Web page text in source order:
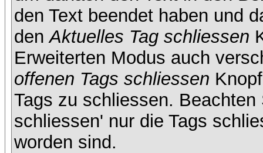
den Text beendet haben und
denAktuelles Tag schliessen
Erweiterten Modus auch
offenen Tags schliessen
Tags zu schliessen.
schliessen' nur die Tags
worden sind.